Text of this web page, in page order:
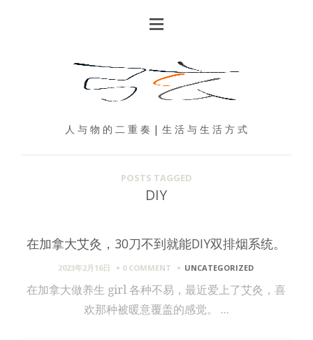
人 与 物 的 二 重 奏 | 生 活 与 生 活 方 式
POSTS TAGGED
DIY
在加拿大艾灸，30刀不到就能DIY双排烟系统。
2023年2月16日 0 COMMENT UNCATEGORIZED
在加拿大做养生 girl 各种不易，最近爱上了艾灸，喜
欢那种被暖意覆盖的感觉。 ...